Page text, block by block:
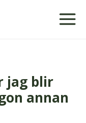
jag blir
annan